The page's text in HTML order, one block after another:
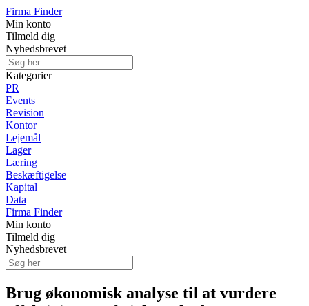
Firma Finder
Min konto
Tilmeld dig
Nyhedsbrevet
Kategorier
PR
Events
Revision
Kontor
Lejemål
Lager
Læring
Beskæftigelse
Kapital
Data
Firma Finder
Min konto
Tilmeld dig
Nyhedsbrevet
Brug økonomisk analyse til at vurdere